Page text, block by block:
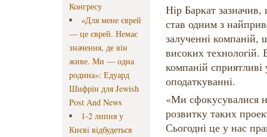
Конгресу
«Для мене єврей
— це єврей. Немає
значення, де він
живе. Ми — одна
родина»: Едуард
Шифрін для Jewish
Post And News
1-2 липня у
Києві відбудеться
Нір Баркат
став одним з
залученні компаній,
високих технологій.
компаній
оподаткуванні.
«Ми сфокусувалися
розвитку таких
Сьогодні це у нас